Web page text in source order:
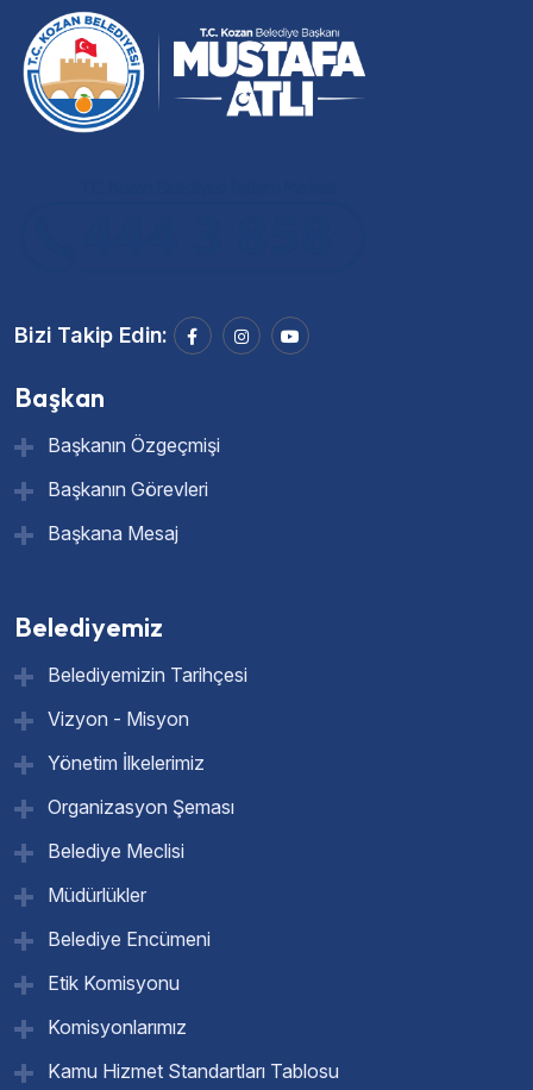
Bizi Takip Edin:
Başkan
Başkanın Özgeçmişi
Başkanın Görevleri
Başkana Mesaj
Belediyemiz
Belediyemizin Tarihçesi
Vizyon - Misyon
Yönetim İlkelerimiz
Organizasyon Şeması
Belediye Meclisi
Müdürlükler
Belediye Encümeni
Etik Komisyonu
Komisyonlarımız
Kamu Hizmet Standartları Tablosu